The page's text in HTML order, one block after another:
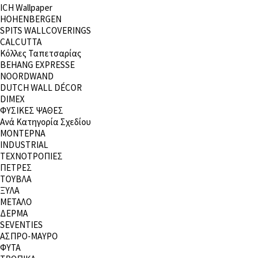
ICH Wallpaper
HOHENBERGEN
SPITS WALLCOVERINGS
CALCUTTA
Κόλλες Ταπετσαρίας
BEHANG EXPRESSE
NOORDWAND
DUTCH WALL DÉCOR
DIMEX
ΦΥΣΙΚΕΣ ΨΑΘΕΣ
Ανά Κατηγορία Σχεδίου
ΜΟΝΤΕΡΝΑ
INDUSTRIAL
ΤΕΧΝΟΤΡΟΠΙΕΣ
ΠΕΤΡΕΣ
ΤΟΥΒΛΑ
ΞΥΛΑ
ΜΕΤΑΛΟ
ΔΕΡΜΑ
SEVENTIES
ΑΣΠΡΟ-ΜΑΥΡΟ
ΦΥΤΑ